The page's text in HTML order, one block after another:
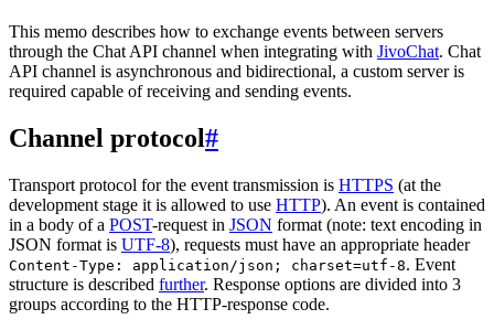
This memo describes how to exchange events between servers
through the Chat API channel when integrating with JivoChat. Chat
API channel is asynchronous and bidirectional, a custom server is
required capable of receiving and sending events.
Channel protocol#
Transport protocol for the event transmission is HTTPS (at the
development stage it is allowed to use HTTP). An event is contained
in a body of a POST-request in JSON format (note: text encoding in
JSON format is UTF-8), requests must have an appropriate header
Content-Type: application/json; charset=utf-8. Event
structure is described further. Response options are divided into 3
groups according to the HTTP-response code.